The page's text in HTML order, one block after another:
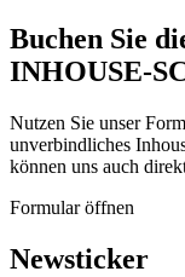
Buchen Sie
INHOUSE-
Nutzen Sie unser
unverbindliches
können uns auch
Formular öffnen
Newsticker